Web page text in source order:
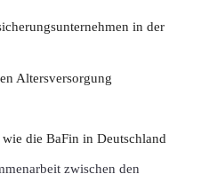
in der
Altersversorgung
die BaFin in Deutschland
zwischen den